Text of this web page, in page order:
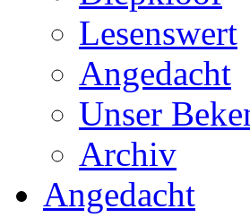
Lesenswert
Angedacht
Unser
Archiv
Angedacht